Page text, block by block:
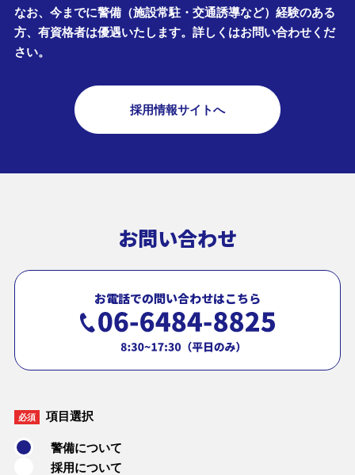
なお、今までに警備（施設常駐・交通誘導など）経験のある
方、有資格者は優遇いたします。詳しくはお問い合わせくだ
さい。
採用情報サイトへ
お問い合わせ
お電話での問い合わせはこちら
必須 項目選択
警備について
採用について